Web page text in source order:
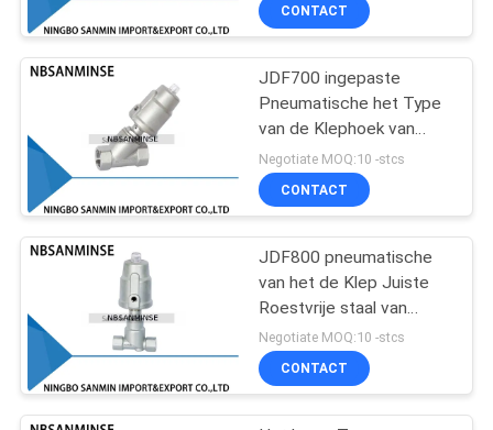
CONTACTEER
ONS
VERZOEK
OM EEN
CITAAT
SITEMAP
PRIVACYBELEID
De pneumatische
Klep van Hoekseat
13
Pneumatische
voor het Gas van de
Machinestikstof
CONTACT
JDF700 ingepaste
Pneumatische het Type
van de Klephoek van
Hoekseat Controleklep
Negotiate MOQ:10 -stcs
CONTACT
JDF800 pneumatische
van het de Klep Juiste
Roestvrije staal van
Hoekseat de Hoekklep
Negotiate MOQ:10 -stcs
CONTACT